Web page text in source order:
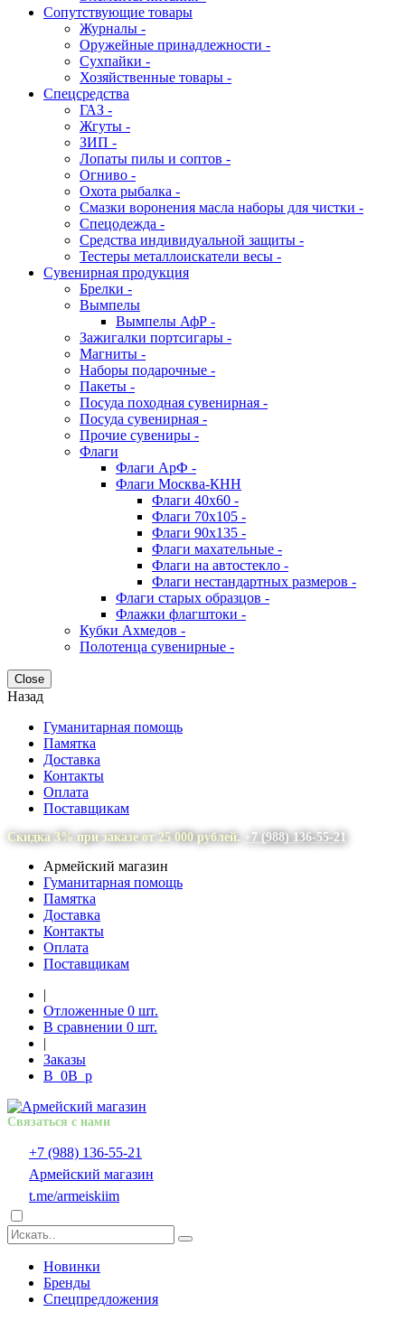
Сопутствующие товары
Журналы -
Оружейные принадлежности -
Сухпайки -
Хозяйственные товары -
Спецсредства
ГАЗ -
Жгуты -
ЗИП -
Лопаты пилы и соптов -
Огниво -
Охота рыбалка -
Смазки воронения масла наборы для чистки -
Спецодежда -
Средства индивидуальной защиты -
Тестеры металлоискатели весы -
Сувенирная продукция
Брелки -
Вымпелы
Вымпелы АфР -
Зажигалки портсигары -
Магниты -
Наборы подарочные -
Пакеты -
Посуда походная сувенирная -
Посуда сувенирная -
Прочие сувениры -
Флаги
Флаги АрФ -
Флаги Москва-КНН
Флаги 40х60 -
Флаги 70х105 -
Флаги 90х135 -
Флаги махательные -
Флаги на автостекло -
Флаги нестандартных размеров -
Флаги старых образцов -
Флажки флагштоки -
Кубки Ахмедов -
Полотенца сувенирные -
Close
Назад
Гуманитарная помощь
Памятка
Доставка
Контакты
Оплата
Поставщикам
Скидка 3% при заказе от 25 000 рублей. +7 (988) 136-55-21
Армейский магазин
Гуманитарная помощь
Памятка
Доставка
Контакты
Оплата
Поставщикам
|
Отложенные 0 шт.
В сравнении 0 шт.
|
Заказы
В 0В p
Связаться с нами
+7 (988) 136-55-21
Армейский магазин
t.me/armeiskiim
Новинки
Бренды
Спецпредложения